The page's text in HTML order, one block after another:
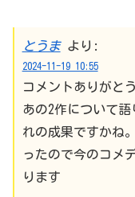
とうま より:
2024-11-19 10:55
コメントありがと
あの2作について
れの成果ですかね
ったので今のコメ
ります